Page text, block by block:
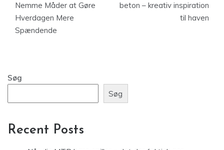
Nemme Måder at Gøre
Hverdagen Mere
Spændende
beton – kreativ inspiration
til haven
Søg
Søg
Recent Posts